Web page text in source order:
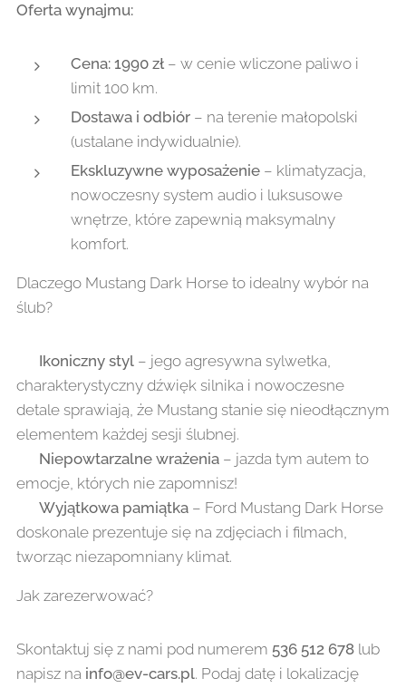
Oferta wynajmu:
Cena: 1990 zł – w cenie wliczone paliwo i
limit 100 km.
Dostawa i odbiór – na terenie małopolski
(ustalane indywidualnie).
Ekskluzywne wyposażenie – klimatyzacja,
nowoczesny system audio i luksusowe
wnętrze, które zapewnią maksymalny
komfort.
Dlaczego Mustang Dark Horse to idealny wybór na
ślub?
Ikoniczny styl – jego agresywna sylwetka,
charakterystyczny dźwięk silnika i nowoczesne
detale sprawiają, że Mustang stanie się nieodłącznym
elementem każdej sesji ślubnej.
Niepowtarzalne wrażenia – jazda tym autem to
emocje, których nie zapomnisz!
Wyjątkowa pamiątka – Ford Mustang Dark Horse
doskonale prezentuje się na zdjęciach i filmach,
tworząc niezapomniany klimat.
Jak zarezerwować?
Skontaktuj się z nami pod numerem 536 512 678 lub
napisz na info@ev-cars.pl. Podaj datę i lokalizację